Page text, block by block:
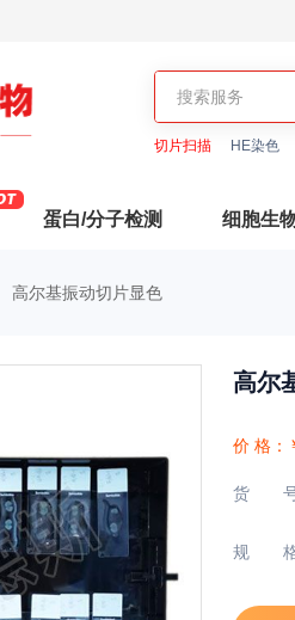
切片扫描 HE染色
蛋白/分子检测 细胞生
高尔基振动切片显色
高尔
价 格：
货
规